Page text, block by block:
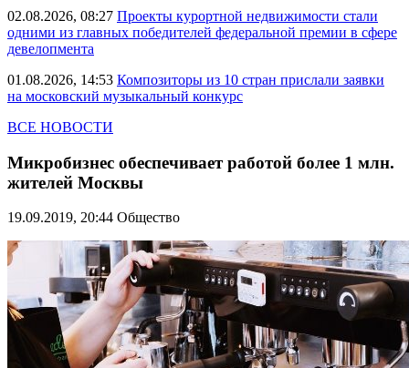
02.08.2026, 08:27 Проекты курортной недвижимости стали
одними из главных победителей федеральной премии в сфере
девелопмента
01.08.2026, 14:53 Композиторы из 10 стран прислали заявки
на московский музыкальный конкурс
ВСЕ НОВОСТИ
Микробизнес обеспечивает работой более 1 млн.
жителей Москвы
19.09.2019, 20:44 Общество